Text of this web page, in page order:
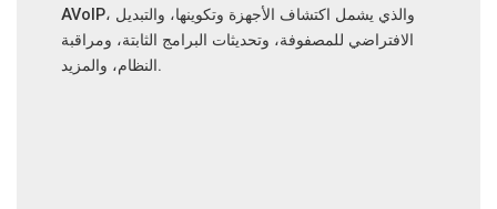
AVoIP، والذي يشمل اكتشاف الأجهزة وتكوينها، والتبديل
الافتراضي للمصفوفة، وتحديثات البرامج الثابتة، ومراقبة
النظام، والمزيد.